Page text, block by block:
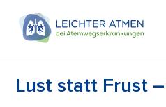
Lust statt Frust